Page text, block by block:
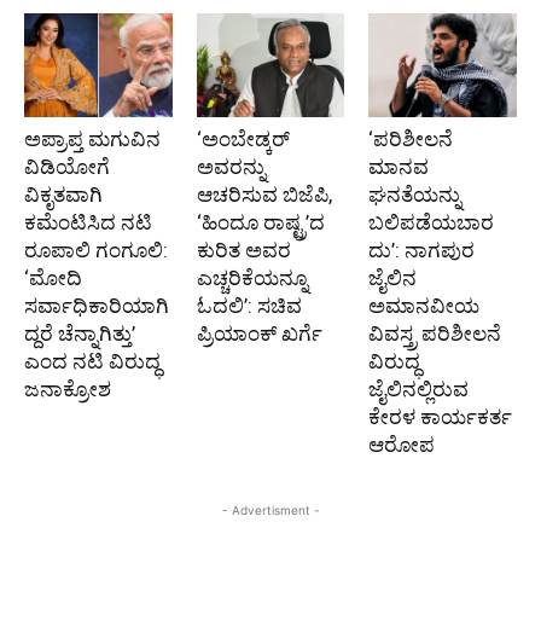
ಅಪ್ರಾಪ್ತ ಮಗುವಿನ
ವಿಡಿಯೋಗೆ
ವಿಕೃತವಾಗಿ
ಕಮೆಂಟಿಸಿದ ನಟಿ
ರೂಪಾಲಿ ಗಂಗೂಲಿ:
‘ಮೋದಿ
ಸರ್ವಾಧಿಕಾರಿಯಾಗಿ
ದ್ದರೆ ಚೆನ್ನಾಗಿತ್ತು’
ಎಂದ ನಟಿ ವಿರುದ್ಧ
ಜನಾಕ್ರೋಶ
‘ಅಂಬೇಡ್ಕರ್
ಅವರನ್ನು
ಆಚರಿಸುವ ಬಿಜೆಪಿ,
‘ಹಿಂದೂ ರಾಷ್ಟ್ರ’ದ
ಕುರಿತ ಅವರ
ಎಚ್ಚರಿಕೆಯನ್ನೂ
ಓದಲಿ’: ಸಚಿವ
ಪ್ರಿಯಾಂಕ್ ಖರ್ಗೆ
‘ಪರಿಶೀಲನೆ
ಮಾನವ
ಘನತೆಯನ್ನು
ಬಲಿಪಡೆಯಬಾರ
ದು’: ನಾಗಪುರ
ಜೈಲಿನ
ಅಮಾನವೀಯ
ವಿವಸ್ತ್ರ ಪರಿಶೀಲನೆ
ವಿರುದ್ಧ
ಜೈಲಿನಲ್ಲಿರುವ
ಕೇರಳ ಕಾರ್ಯಕರ್ತ
ಆರೋಪ
- Advertisment -